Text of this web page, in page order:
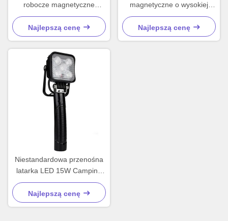
robocze magnetyczne
zewnętrzne światło awaryjne
LED do ładowania
ponownego 15W
Najlepszą cenę
magnetyczne o wysokiej
jasności
Najlepszą cenę
Niestandardowa przenośna
latarka LED 15W Camping
LED latarka IP65
Najlepszą cenę